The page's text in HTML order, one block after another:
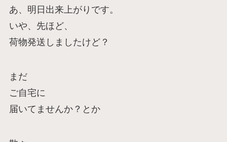
あ、明日出来上がりです。
いや、先ほど、
荷物発送しましたけど？
まだ
ご自宅に
届いてませんか？とか